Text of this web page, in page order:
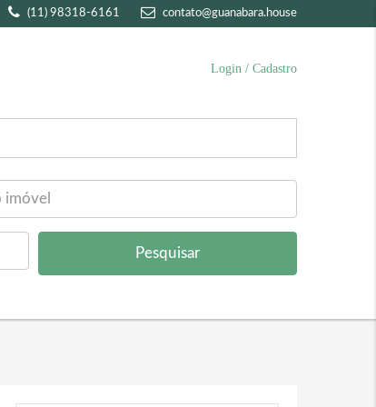
(11) 98318-6161 contato@guanabara.house
Login / Cadastro
Pesquisar